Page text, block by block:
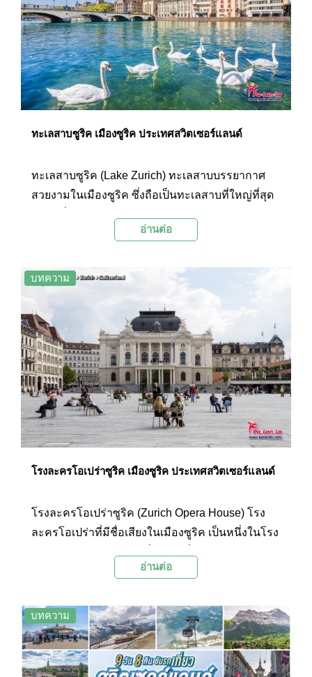
ทะเลสาบซูริค เมืองซูริค ประเทศสวิตเซอร์แลนด์
ทะเลสาบซูริค (Lake Zurich) ทะเลสาบบรรยากาศ
สวยงามในเมืองซูริค ซึ่งถือเป็นทะเลสาบที่ใหญ่ที่สุด
อ่านต่อ
บทความ
โรงละครโอเปร่าซูริค เมืองซูริค ประเทศสวิตเซอร์แลนด์
โรงละครโอเปร่าซูริค (Zurich Opera House) โรง
ละครโอเปร่าที่มีชื่อเสียงในเมืองซูริค เป็นหนึ่งในโรง
เปร่าและดนตรีจากทั่วทุกมุมโลก และมี
ซึ่งถือได้ว่าเป็นผลงานทางสถาปัตยกรรมชิ้นเอกที่
ผสมผสานองค์ประกอบแบบดั้งเดิมและสมัยใหม่เข้า
ด้วยกันอย่างลงตัว
อ่านต่อ
บทความ